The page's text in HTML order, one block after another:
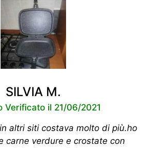
SILVIA M.
Verificato il 21/06/2021
altri siti costava molto di più.ho
carne verdure e crostate con